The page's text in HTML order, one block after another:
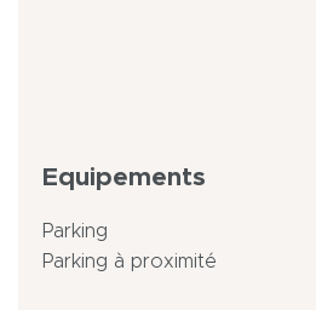
Equipements
Parking
Parking à proximité